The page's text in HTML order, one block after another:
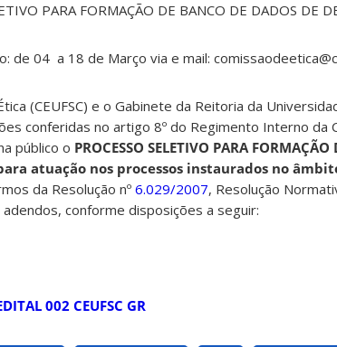
PARA FORMAÇÃO DE BANCO DE DADOS DE
de 04 a 18 de Março via e mail:
(CEUFSC) e o Gabinete da Reitoria da
conferidas no artigo 8º do Regimento Interno da
público o PROCESSO SELETIVO PARA FORMAÇÃO
para atuação nos processos instaurados no
da Resolução nº 6.029/2007, Resolução
conforme disposições a seguir:
002 CEUFSC GR